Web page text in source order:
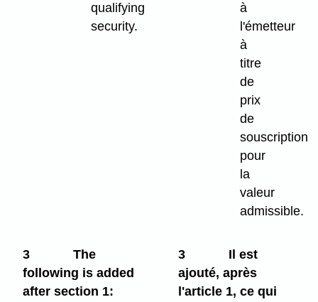
qualifying
security.
à
l'émetteur
à
titre
de
prix
de
souscription
pour
la
valeur
admissible.
3
The
following is added
after section 1:
3
Il est
ajouté, après
l'article 1, ce qui